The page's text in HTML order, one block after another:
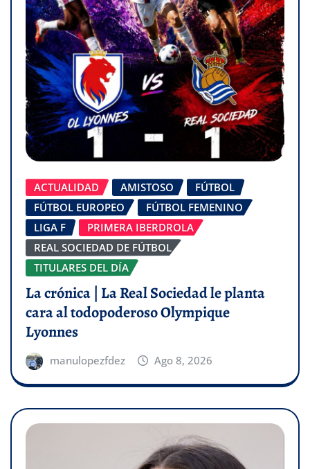
ACTUALIDAD AMISTOSO
FÚTBOL
FÚTBOL EUROPEO
FÚTBOL FEMENINO
LIGA F
PRIMERA IBERDROLA
REAL SOCIEDAD DE FÚTBOL
TITULARES DEL DÍA
La crónica | La Real Sociedad le planta
cara al todopoderoso Olympique
Lyonnes
manulopezfdez Ago 8, 2026